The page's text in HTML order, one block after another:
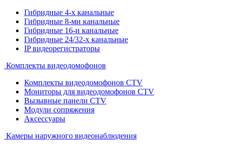
Гибридные 4-х канальные
Гибридные 8-ми канальные
Гибридные 16-и канальные
Гибридные 24/32-х канальные
IP видеорегистраторы
Комплекты видеодомофонов
Комплекты видеодомофонов CTV
Мониторы для видеодомофонов CTV
Вызывные панели CTV
Модули сопряжения
Аксессуары
Камеры наружного видеонаблюдения